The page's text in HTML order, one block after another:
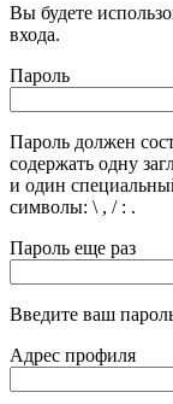
Вы будете
входа.
Пароль
Пароль должен
содержать одну
и один
символы: \ , / : .
Пароль еще раз
Введите ваш
Адрес профиля